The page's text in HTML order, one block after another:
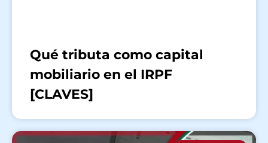
Qué tributa como capital
mobiliario en el IRPF
[CLAVES]